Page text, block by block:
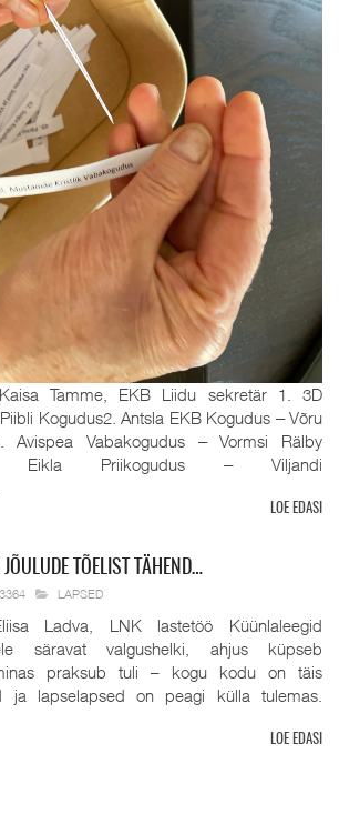
Tamme, EKB Liidu sekretär 1. 3D
Kogudus2. Antsla EKB Kogudus ‒ Võru
Avispea Vabakogudus ‒ Vormsi Rälby
Eikla Priikogudus ‒ Viljandi
LOE EDASI
JÕULUDE TÕELIST TÄHEND…
LAPSED
Ladva, LNK lastetöö Küünlaleegid
säravat valgushelki, ahjus küpseb
praksub tuli – kogu kodu on täis
ja lapselapsed on peagi külla tulemas.
LOE EDASI